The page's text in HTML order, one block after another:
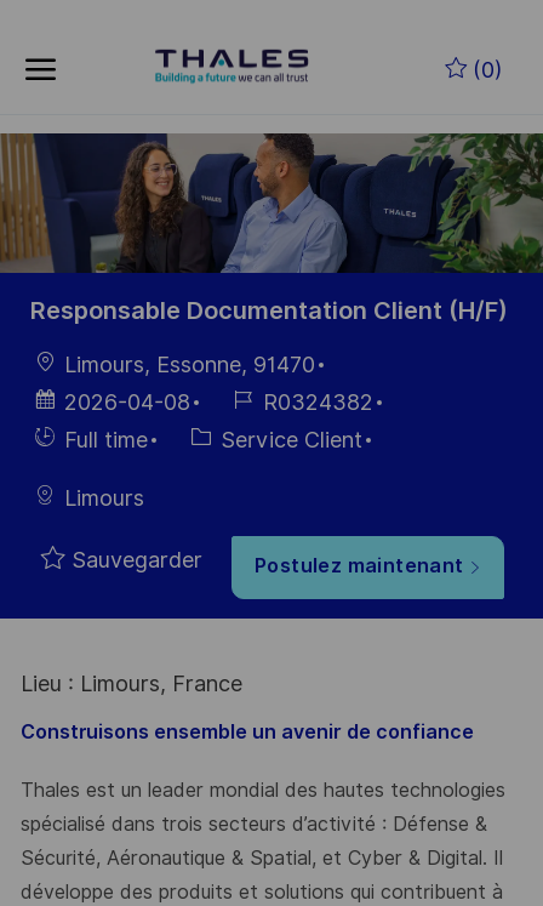
(0)
-
Responsable Documentation Client (H/F)
localisation
Limours, Essonne, 91470
Date
d’affichage
2026-04-08
Référence
du poste
R0324382
HiringFull time Catégorie
Service Client
Limours
Sauvegarder Postulez maintenant
Lieu : Limours, France
Construisons ensemble un avenir de confiance
Thales est un leader mondial des hautes technologies
spécialisé dans trois secteurs d’activité : Défense &
Sécurité, Aéronautique & Spatial, et Cyber & Digital. Il
développe des produits et solutions qui contribuent à